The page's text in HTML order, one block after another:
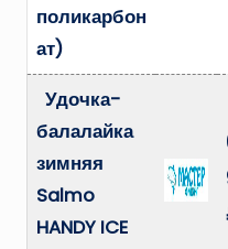
поликарбон
ат)
Удочка-
балалайка
зимняя
Salmo
HANDY ICE